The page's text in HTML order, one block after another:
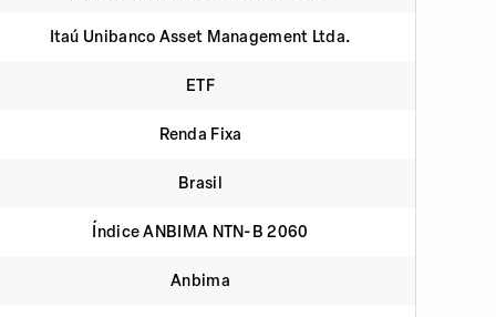
Itaú Unibanco Asset Management Ltda.
ETF
Renda Fixa
Brasil
Índice ANBIMA NTN-B 2060
Anbima